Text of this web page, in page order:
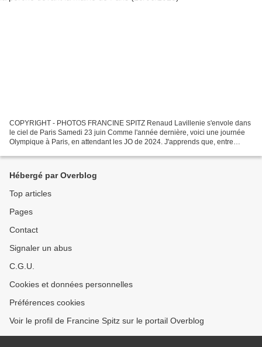
COPYRIGHT - PHOTOS FRANCINE SPITZ Renaud Lavillenie s'envole dans
le ciel de Paris Samedi 23 juin Comme l'année dernière, voici une journée
Olympique à Paris, en attendant les JO de 2024. J'apprends que, entre
Hébergé par Overblog
Top articles
Pages
Contact
Signaler un abus
C.G.U.
Cookies et données personnelles
Préférences cookies
Voir le profil de Francine Spitz sur le portail Overblog